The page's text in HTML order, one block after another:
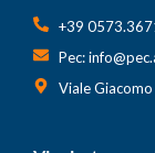
+39
Pec:
Viale